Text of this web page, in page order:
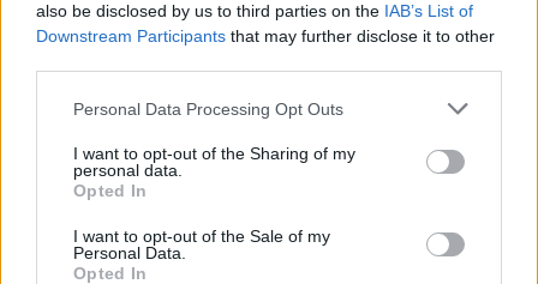
also be disclosed by us to third parties on the IAB’s List of
Downstream Participants that may further disclose it to other
Personal Data Processing Opt Outs
I want to opt-out of the Sharing of my
personal data.
Opted In
I want to opt-out of the Sale of my
Personal Data.
Opted In
Az USA-ban kötelező lesz az akusztikus
figyelmeztető hangrendszer
e-cars.hu - 2018-02-28